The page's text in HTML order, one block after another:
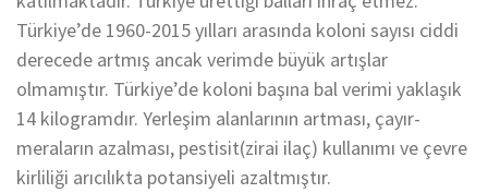
Türkiye’de 1960-2015 yılları arasında koloni sayısı ciddi
derecede artmış ancak verimde büyük artışlar
olmamıştır. Türkiye’de koloni başına bal verimi yaklaşık
14 kilogramdır. Yerleşim alanlarının artması, çayır-
meraların azalması, pestisit(zirai ilaç) kullanımı ve çevre
kirliliği arıcılıkta potansiyeli azaltmıştır.